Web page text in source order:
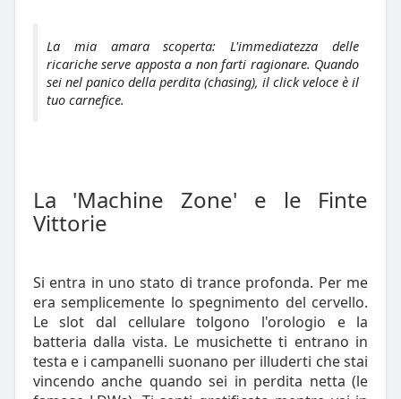
La mia amara scoperta: L'immediatezza delle
ricariche serve apposta a non farti ragionare. Quando
sei nel panico della perdita (chasing), il click veloce è il
tuo carnefice.
La 'Machine Zone' e le Finte
Vittorie
Si entra in uno stato di trance profonda. Per me
era semplicemente lo spegnimento del cervello.
Le slot dal cellulare tolgono l'orologio e la
batteria dalla vista. Le musichette ti entrano in
testa e i campanelli suonano per illuderti che stai
vincendo anche quando sei in perdita netta (le